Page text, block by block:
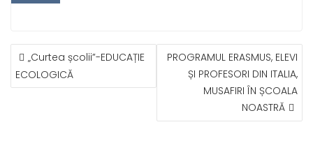
NAVIGARE
ÎN
ARTICOLE
„Curtea școlii”-EDUCAȚIE
ECOLOGICĂ
PROGRAMUL ERASMUS, ELEVI
ȘI PROFESORI DIN ITALIA,
MUSAFIRI ÎN ȘCOALA
NOASTRĂ